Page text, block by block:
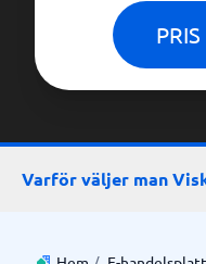
Varför väljer man